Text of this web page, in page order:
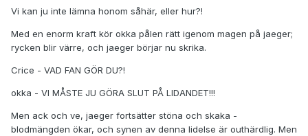
Vi kan ju inte lämna honom såhär, eller hur?!
Med en enorm kraft kör okka pålen rätt igenom magen på jaeger;
rycken blir värre, och jaeger börjar nu skrika.
Crice - VAD FAN GÖR DU?!
okka - VI MÅSTE JU GÖRA SLUT PÅ LIDANDET!!!
Men ack och ve, jaeger fortsätter stöna och skaka -
blodmängden ökar, och synen av denna lidelse är outhärdlig. Men